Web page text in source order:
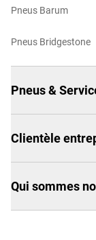
Pneus Barum
Pneus Bridgestone
Pneus &
Clientèle
Qui sommes